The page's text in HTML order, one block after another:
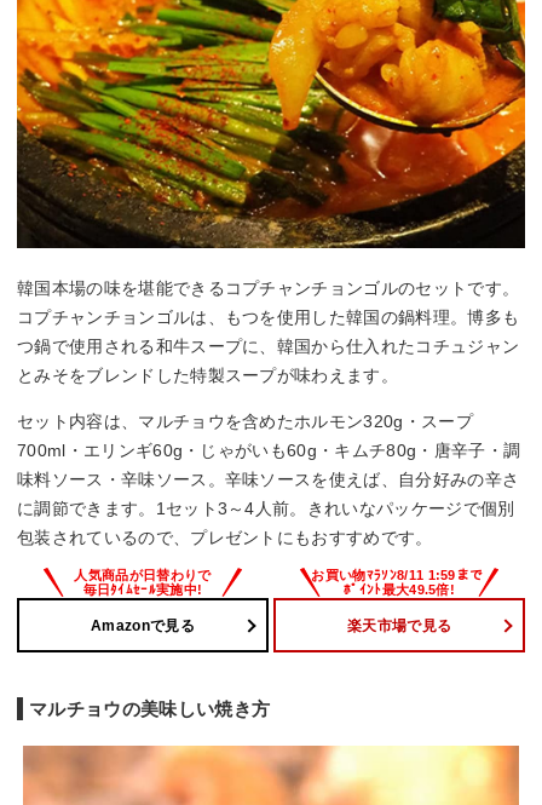
韓国本場の味を堪能できるコプチャンチョンゴルのセットです。
コプチャンチョンゴルは、もつを使用した韓国の鍋料理。博多も
つ鍋で使用される和牛スープに、韓国から仕入れたコチュジャン
とみそをブレンドした特製スープが味わえます。
セット内容は、マルチョウを含めたホルモン320g・スープ
700ml・エリンギ60g・じゃがいも60g・キムチ80g・唐辛子・調
味料ソース・辛味ソース。辛味ソースを使えば、自分好みの辛さ
に調節できます。1セット3～4人前。きれいなパッケージで個別
包装されているので、プレゼントにもおすすめです。
Amazonで見る 楽天市場で見る
マルチョウの美味しい焼き方